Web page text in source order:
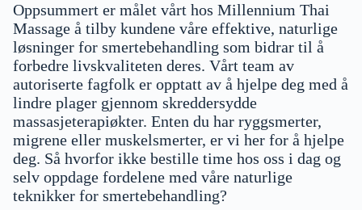
Oppsummert er målet vårt hos Millennium Thai
Massage å tilby kundene våre effektive, naturlige
løsninger for smertebehandling som bidrar til å
forbedre livskvaliteten deres. Vårt team av
autoriserte fagfolk er opptatt av å hjelpe deg med å
lindre plager gjennom skreddersydde
massasjeterapiøkter. Enten du har ryggsmerter,
migrene eller muskelsmerter, er vi her for å hjelpe
deg. Så hvorfor ikke bestille time hos oss i dag og
selv oppdage fordelene med våre naturlige
teknikker for smertebehandling?